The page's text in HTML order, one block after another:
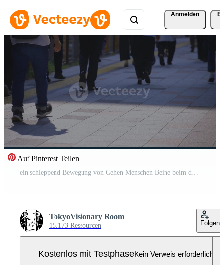
Anmelden
Auf Pinterest Teilen
TokyoVisionary Room
15.173 Ressourcen Folgen
Kostenlos mit TestphaseKein Verweis erforderlich